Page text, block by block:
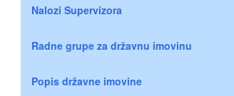
Nalozi Supervizora
Radne grupe za državnu imovinu
Popis državne imovine